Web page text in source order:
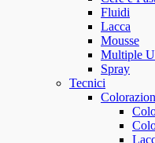
Fluidi
Lacca
Mousse
Multiple
Spray
Tecnici